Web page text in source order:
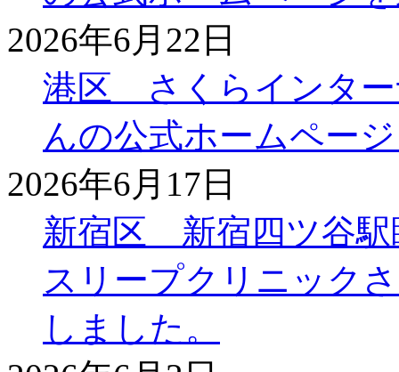
2026年6月22日
港区 さくらインター
んの公式ホームペー
2026年6月17日
新宿区 新宿四ツ谷駅
スリープクリニック
しました。